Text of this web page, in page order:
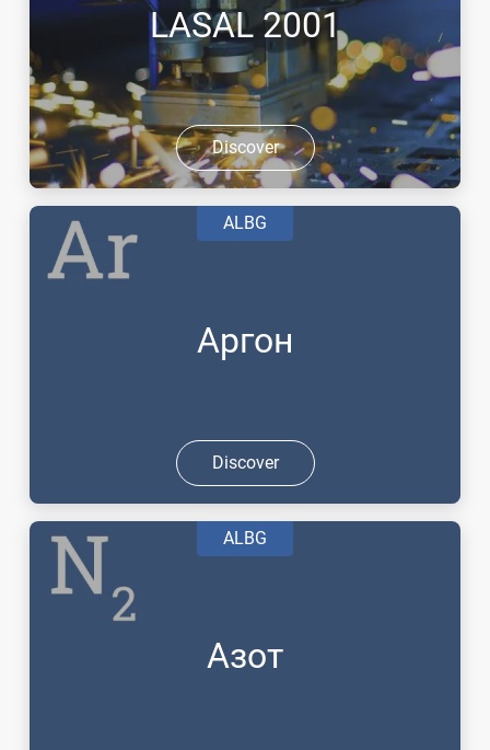
LASAL 2001
Discover
ALBG
Аргон
Discover
ALBG
Азот